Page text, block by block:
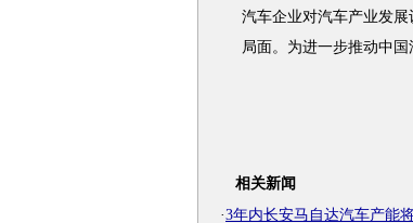
汽车企业对汽车产业发
局面。为进一步推动中国
相关新闻
·3年内长安马自达汽车产能